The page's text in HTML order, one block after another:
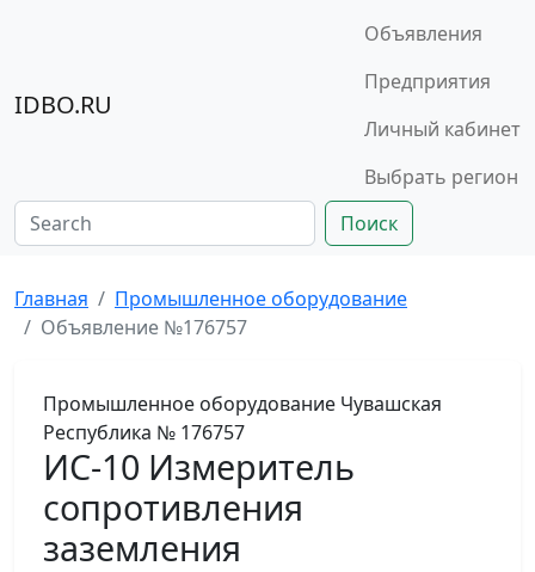
IDBO.RU
Объявления
Предприятия
Личный кабинет
Выбрать регион
Поиск
Главная
Промышленное оборудование
Объявление №176757
Промышленное оборудование Чувашская
Республика № 176757
ИС-10 Измеритель
сопротивления
заземления